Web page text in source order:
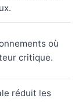
où
critique.
réduit les